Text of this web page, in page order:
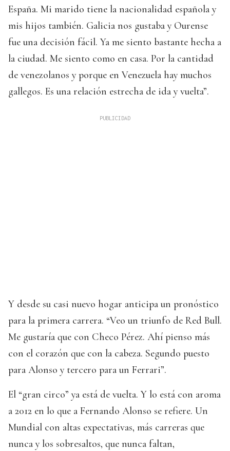
España. Mi marido tiene la nacionalidad española y
mis hijos también. Galicia nos gustaba y Ourense
fue una decisión fácil. Ya me siento bastante hecha a
la ciudad. Me siento como en casa. Por la cantidad
de venezolanos y porque en Venezuela hay muchos
gallegos. Es una relación estrecha de ida y vuelta”.
Y desde su casi nuevo hogar anticipa un pronóstico
para la primera carrera. “Veo un triunfo de Red Bull.
Me gustaría que con Checo Pérez. Ahí pienso más
con el corazón que con la cabeza. Segundo puesto
para Alonso y tercero para un Ferrari”.
El “gran circo” ya está de vuelta. Y lo está con aroma
a 2012 en lo que a Fernando Alonso se refiere. Un
Mundial con altas expectativas, más carreras que
nunca y los sobresaltos, que nunca faltan,